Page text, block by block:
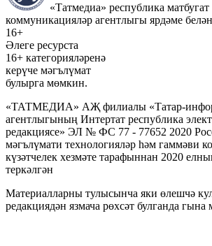
«Татмедиа» республика
коммуникацияләр агентлыгы ярдәме
16+
Әлеге ресурста
16+ категорияләренә
керүче мәгълүмат
булырга мөмкин.
«ТАТМЕДИА» АҖ филиалы «Татар-
агентлыгының Интертат республика
редакциясе» ЭЛ № ФС 77 - 77652 2020
мәгълүмати технологияләр һәм гаммәви
күзәтчелек хезмәте тарафыннан 2020
теркәлгән
Материалларны тулысынча яки өлешчә
редакциядән язмача рөхсәт булганда